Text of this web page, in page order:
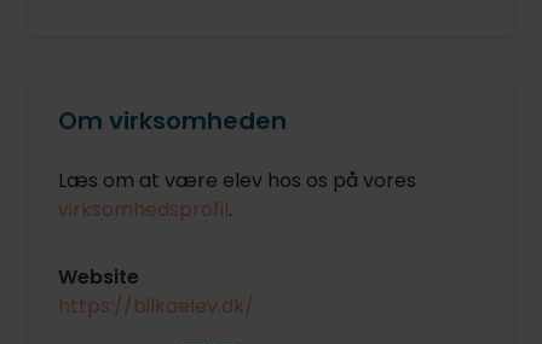
Om virksomheden
Læs om at være elev hos os på vores
virksomhedsprofil.
Website
https://bilkaelev.dk/